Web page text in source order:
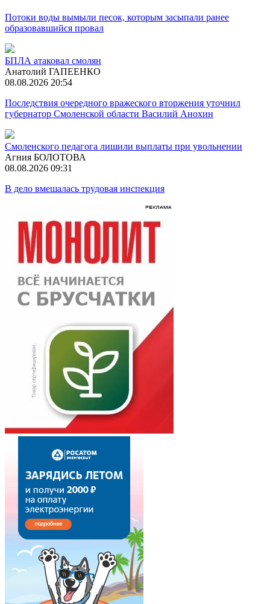
Потоки воды вымыли песок, которым засыпали ранее
образовавшийся провал
БПЛА атаковал смолян
Анатолий ГАПЕЕНКО
08.08.2026 20:54
Последствия очередного вражеского вторжения уточнил
губернатор Смоленской области Василий Анохин
Смоленского педагога лишили выплаты при увольнении
Агния БОЛОТОВА
08.08.2026 09:31
В дело вмешалась трудовая инспекция